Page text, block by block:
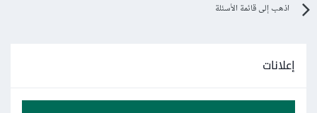
اذهب إلى قائمة الأسئلة
إعلانات